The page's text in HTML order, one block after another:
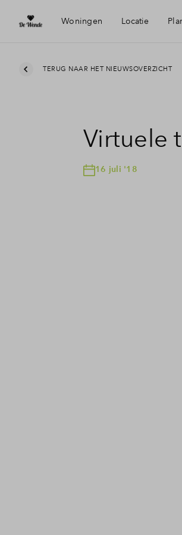
Woningen Locatie
Heerhugowaard
Voorzieningen
TERUG NAAR HET NIEUWSOVERZICHT
Virtuele
16 juli '18